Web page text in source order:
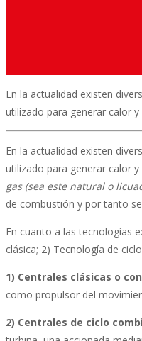
En la actualidad existen
utilizado para generar calor y
En la actualidad existen
utilizado para generar calor
gas (sea este natural o
de combustión y por tanto
En cuanto a las tecnologías
clásica; 2) Tecnología de
1) Centrales clásicas o
como propulsor del
2) Centrales de ciclo